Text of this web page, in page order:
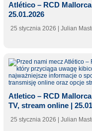
Atlético – RCD
25.01.2026
25 stycznia 2026 | Julian
Atletico – RCD
TV, stream online |
25 stycznia 2026 | Julian